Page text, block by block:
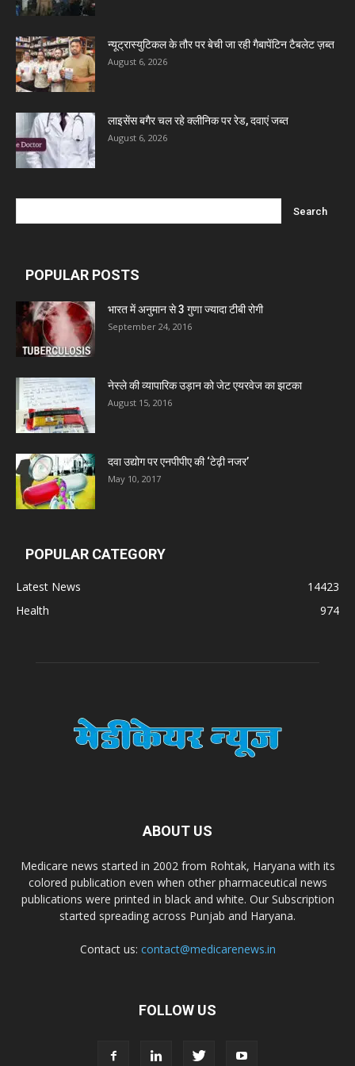
Ben Pharmaceuticals
Marxx Pharma
Mcneil & Argus Pharmaceuticals Limited
Nitin Lifesciences Ltd.
Admac Group Companies
Zumentes Healthcare
Digital Vision
Sat Jinda Kalyana Pharmacy
Carewell Ayurveda
A.S. Pharmaceuticals
Dr. Madhukar Pharmaceuticals (P) Ltd
Domagk Smith Labs Pvt Ltd
Diya Healthcare Private Limited
Divine Savior Pvt Ltd
न्यूट्रास्युटिकल के तौर पर बेची जा रही गैबापेंटिन टैबलेट ज़ब्त
August 6, 2026
लाइसेंस बगैर चल रहे क्लीनिक पर रेड, दवाएं जब्त
August 6, 2026
POPULAR POSTS
भारत में अनुमान से 3 गुणा ज्यादा टीबी रोगी
September 24, 2016
नेस्ले की व्यापारिक उड़ान को जेट एयरवेज का झटका
August 15, 2016
दवा उद्योग पर एनपीपीए की ‘टेढ़ी नजर’
May 10, 2017
POPULAR CATEGORY
Latest News
14423
Health
974
ABOUT US
Medicare news started in 2002 from Rohtak, Haryana with its
colored publication even when other pharmaceutical news
publications were printed in black and white. Our Subscription
started spreading across Punjab and Haryana.
Contact us: contact@medicarenews.in
FOLLOW US